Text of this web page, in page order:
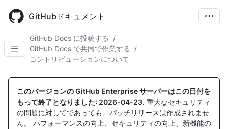
main
GitHubドキュメント
GitHub Docs に投稿する
/
GitHub Docs で共同で作業する
/
コントリビューションについて
このバージョンの GitHub Enterprise サーバーはこの日付を
もって終了となりました: 2026-04-23. 重大なセキュリティ
の問題に対してであっても、パッチリリースは作成されませ
ん。 パフォーマンスの向上、セキュリティの向上、新機能の